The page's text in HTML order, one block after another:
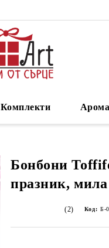
Комплекти
Бонбони
празник, мила
(2) Код: Б-